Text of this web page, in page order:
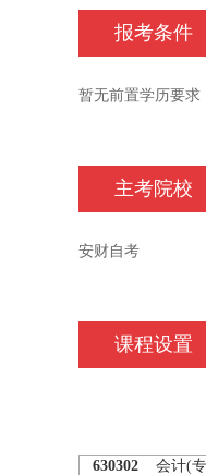
报考条件
暂无前置学历要求
主考院校
安财自考
课程设置
630302 会计(专